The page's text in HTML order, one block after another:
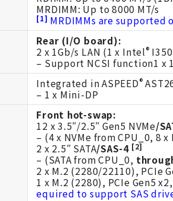
MRDIMM: Up to 8000 MT/s
[1] MRDIMMs are
Rear (I/O board):
2 x 1Gb/s LAN (1 x Intel®
– Support NCSI function1 x
Integrated in ASPEED®
– 1 x Mini-DP
Front hot-swap:
12 x 3.5″/2.5″ Gen5 NVMe/
– (4 x NVMe from CPU_0, 8
2 x 2.5″ SATA/SAS-4 [2]
– (SATA from CPU_0,
2 x M.2 (2280/22110), PCIe
1 x M.2 (2280), PCIe Gen5
equired to support SAS